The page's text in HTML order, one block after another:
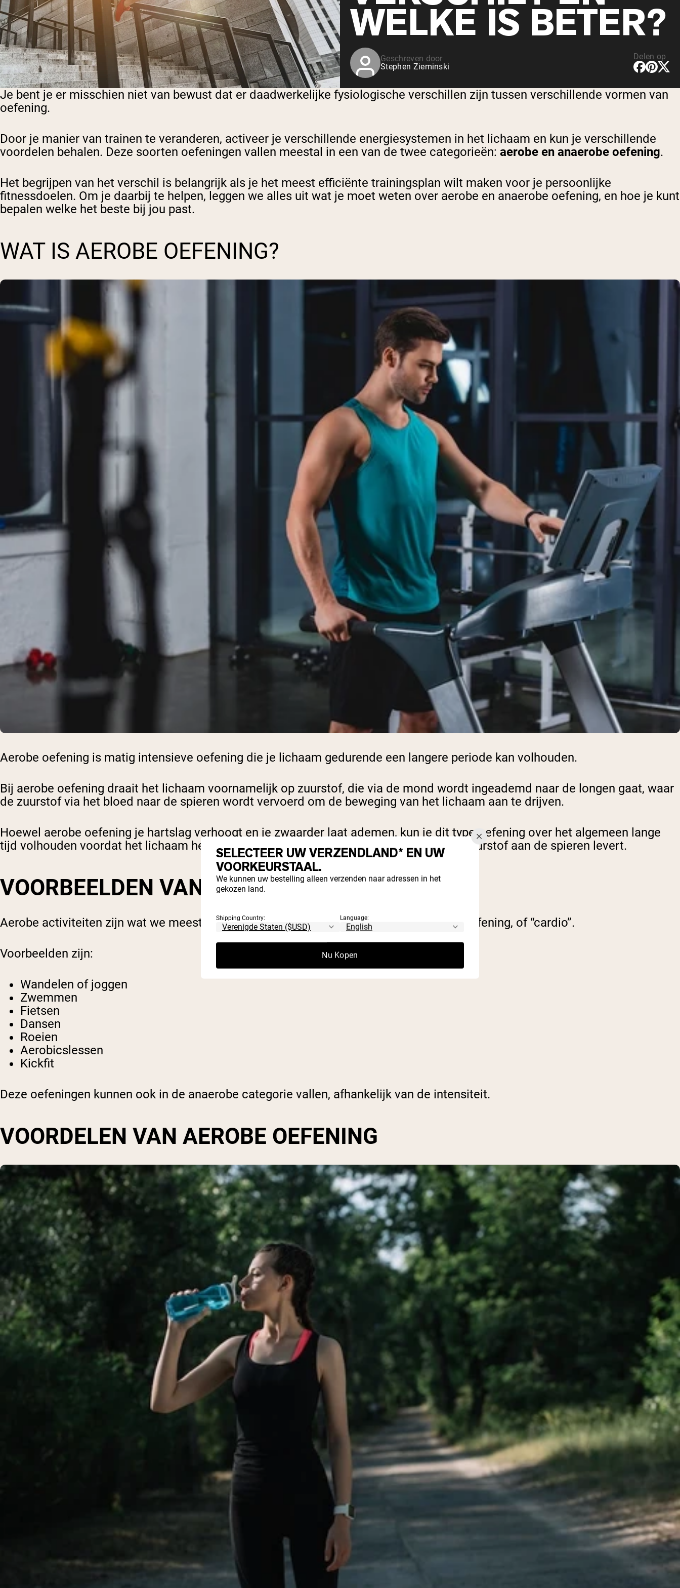
WELKE IS BETER?
Geschreven door
Stephen Zieminski
Delen op
Je bent je er misschien niet van bewust dat er daadwerkelijke fysiologische verschillen zijn tussen verschillende vormen van
oefening.
Door je manier van trainen te veranderen, activeer je verschillende energiesystemen in het lichaam en kun je verschillende
voordelen behalen. Deze soorten oefeningen vallen meestal in een van de twee categorieën: aerobe en anaerobe oefening.
Het begrijpen van het verschil is belangrijk als je het meest efficiënte trainingsplan wilt maken voor je persoonlijke
fitnessdoelen. Om je daarbij te helpen, leggen we alles uit wat je moet weten over aerobe en anaerobe oefening, en hoe je kunt
bepalen welke het beste bij jou past.
WAT IS AEROBE OEFENING?
Aerobe oefening is matig intensieve oefening die je lichaam gedurende een langere periode kan volhouden.
Bij aerobe oefening draait het lichaam voornamelijk op zuurstof, die via de mond wordt ingeademd naar de longen gaat, waar
de zuurstof via het bloed naar de spieren wordt vervoerd om de beweging van het lichaam aan te drijven.
Hoewel aerobe oefening je hartslag verhoogt en je zwaarder laat ademen, kun je dit type oefening over het algemeen lange
tijd volhouden voordat het lichaam het opgeeft, zolang je maar blijft ademen en verse zuurstof aan de spieren levert.
VOORBEELDEN VAN AEROBE ACTIVITEITEN
Aerobe activiteiten zijn wat we meestal bedoelen als we denken aan cardiovasculaire oefening, of “cardio”.
Voorbeelden zijn:
Wandelen of joggen
Zwemmen
Fietsen
Dansen
Roeien
Aerobicslessen
Kickfit
Deze oefeningen kunnen ook in de anaerobe categorie vallen, afhankelijk van de intensiteit.
VOORDELEN VAN AEROBE OEFENING
SELECTEER UW VERZENDLAND* EN UW
VOORKEURSTAAL.
We kunnen uw bestelling alleen verzenden naar adressen in het
gekozen land.
Shipping Country: Language:
Nu Kopen